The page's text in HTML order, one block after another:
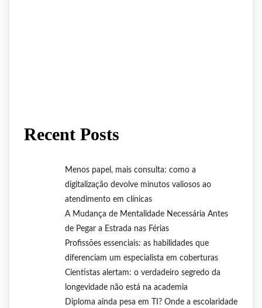
Recent Posts
Menos papel, mais consulta: como a
digitalização devolve minutos valiosos ao
atendimento em clínicas
A Mudança de Mentalidade Necessária Antes
de Pegar a Estrada nas Férias
Profissões essenciais: as habilidades que
diferenciam um especialista em coberturas
Cientistas alertam: o verdadeiro segredo da
longevidade não está na academia
Diploma ainda pesa em TI? Onde a escolaridade